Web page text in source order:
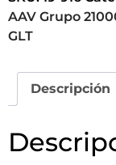
Agotado
AAV Grupo 21000
Descripción